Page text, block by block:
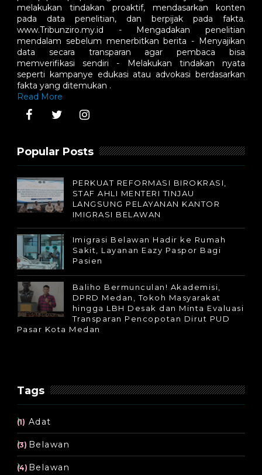
melakukan tindakan proaktif, mendasarkan konten
pada data penelitian, dan berpijak pada fakta.
www.Tribunziro.my.id - Mengadakan penelitian
mendalam sebelum menerbitkan berita - Menyajikan
data secara transparan agar pembaca bisa
memverifikasi sendiri - Melakukan tindakan nyata
seperti kampanye edukasi atau advokasi berdasarkan
fakta yang ditemukan .
Read More
Popular Posts
PERKUAT REFORMASI BIROKRASI,
STAF AHLI MENTERI TINJAU
LANGSUNG PELAYANAN KANTOR
IMIGRASI BELAWAN
Imigrasi Belawan Hadir ke Rumah
Sakit, Layanan Eazy Paspor Bagi
Pasien
Baliho Bermunculan! Akademisi,
DPRD Medan, Tokoh Masyarakat
hingga LBH Desak dan Minta Evaluasi
Transparan Pencopotan Dirut PUD
Pasar Kota Medan
Tags
Adat
(1)
Belawan
(3)
Belawan
(4)